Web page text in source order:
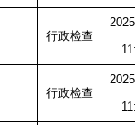
行政检查
行政检查